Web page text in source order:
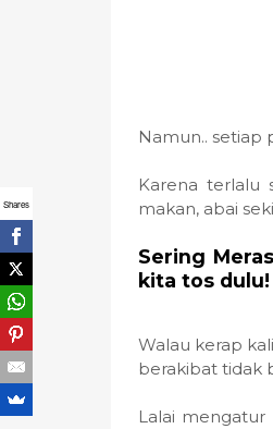
Namun.. setiap
Karena terlalu
makan, abai
Sering
kita tos dulu!
Walau kerap
berakibat tidak
Lalai
Shares